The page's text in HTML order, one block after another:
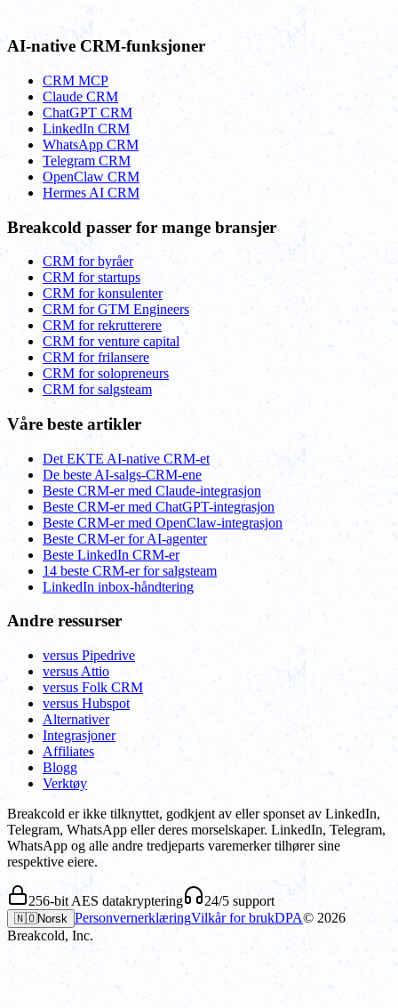
AI-native CRM-funksjoner
CRM MCP
Claude CRM
ChatGPT CRM
LinkedIn CRM
WhatsApp CRM
Telegram CRM
OpenClaw CRM
Hermes AI CRM
Breakcold passer for mange bransjer
CRM for byråer
CRM for startups
CRM for konsulenter
CRM for GTM Engineers
CRM for rekrutterere
CRM for venture capital
CRM for frilansere
CRM for solopreneurs
CRM for salgsteam
Våre beste artikler
Det EKTE AI-native CRM-et
De beste AI-salgs-CRM-ene
Beste CRM-er med Claude-integrasjon
Beste CRM-er med ChatGPT-integrasjon
Beste CRM-er med OpenClaw-integrasjon
Beste CRM-er for AI-agenter
Beste LinkedIn CRM-er
14 beste CRM-er for salgsteam
LinkedIn inbox-håndtering
Andre ressurser
versus Pipedrive
versus Attio
versus Folk CRM
versus Hubspot
Alternativer
Integrasjoner
Affiliates
Blogg
Verktøy
Breakcold er ikke tilknyttet, godkjent av eller sponset av LinkedIn,
Telegram, WhatsApp eller deres morselskaper. LinkedIn, Telegram,
WhatsApp og alle andre tredjeparts varemerker tilhører sine
respektive eiere.
256-bit AES datakryptering 24/5 support
🇳🇴Norsk PersonvernerklæringVilkår for brukDPA© 2026
Breakcold, Inc.